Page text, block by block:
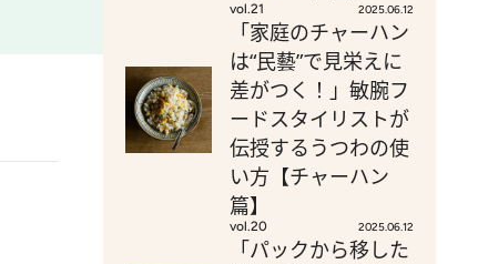
vol.21 2025.06.12
「家庭のチャーハン
は“民藝”で見栄えに
差がつく！」敏腕フ
ードスタイリストが
伝授するうつわの使
い方【チャーハン
篇】
vol.20 2025.06.12
「パックから移した